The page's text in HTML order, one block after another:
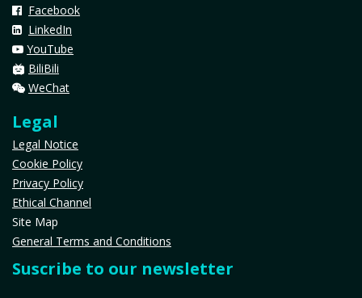
Facebook
LinkedIn
YouTube
BiliBili
WeChat
Legal
Legal Notice
Cookie Policy
Privacy Policy
Ethical Channel
Site Map
General Terms and Conditions
Suscribe to our newsletter